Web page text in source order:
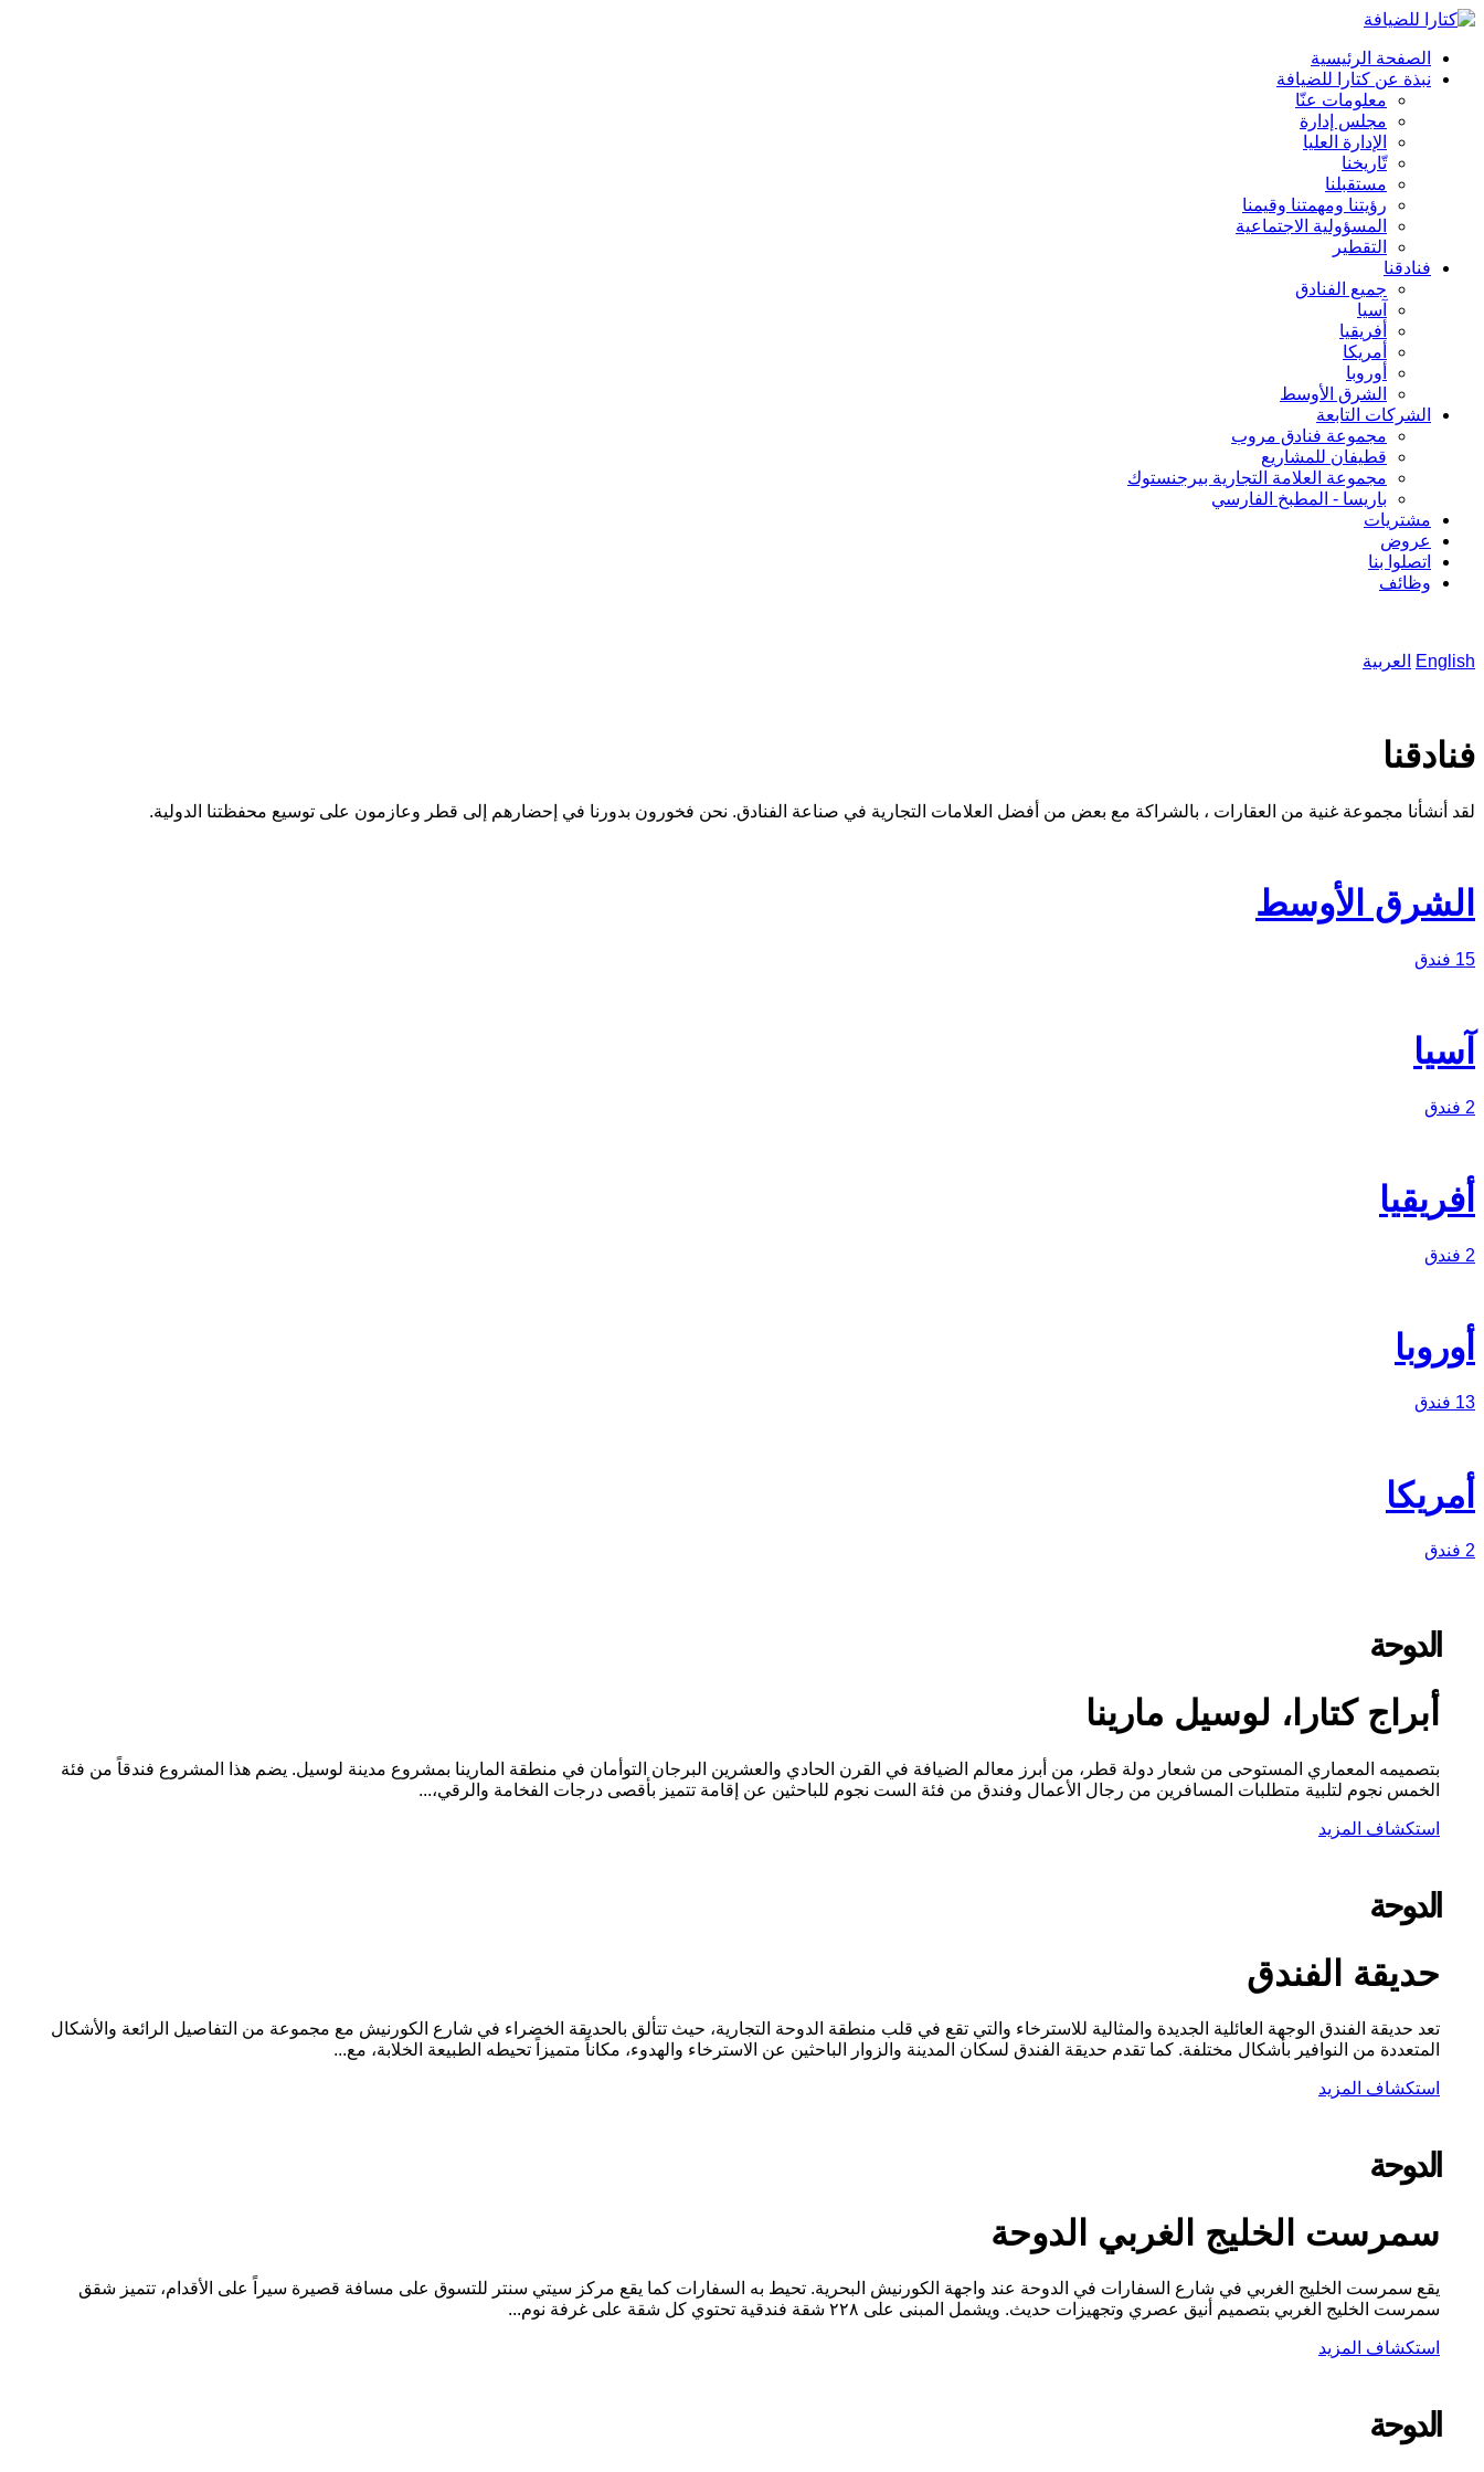
الصفحة الرئيسية
نبذة عن كتارا للضيافة
معلومات عنّا
مجلس إدارة
الإدارة العليا
تّاريخنا
مستقبلنا
رؤيتنا ومهمتنا وقيمنا
المسؤولية الاجتماعية
التقطير
فنادقنا
جميع الفنادق
آسيا
أفريقيا
أمريكا
أوروبا
الشرق الأوسط
الشركات التابعة
مجموعة فنادق مروب
قطيفان للمشاريع
مجموعة العلامة التجارية بيرجنستوك
باريسا - المطبخ الفارسي
مشتريات
عروض
اتصلوا بنا
وظائف
English العربية
فنادقنا
لقد أنشأنا مجموعة غنية من العقارات ، بالشراكة مع بعض من أفضل العلامات التجارية في صناعة الفنادق. نحن فخورون بدورنا في إحضارهم إلى قطر وعازمون على توسيع محفظتنا الدولية.
الشرق الأوسط
15 فندق
آسيا
2 فندق
أفريقيا
2 فندق
أوروبا
13 فندق
أمريكا
2 فندق
الدوحة
أبراج كتارا، لوسيل مارينا
بتصميمه المعماري المستوحى من شعار دولة قطر، من أبرز معالم الضيافة في القرن الحادي والعشرين البرجان التوأمان في منطقة المارينا بمشروع مدينة لوسيل. يضم هذا المشروع فندقاً من فئة
الخمس نجوم لتلبية متطلبات المسافرين من رجال الأعمال وفندق من فئة الست نجوم للباحثين عن إقامة تتميز بأقصى درجات الفخامة والرقي،...
استكشاف المزيد
الدوحة
حديقة الفندق
تعد حديقة الفندق الوجهة العائلية الجديدة والمثالية للاسترخاء والتي تقع في قلب منطقة الدوحة التجارية، حيث تتألق بالحديقة الخضراء في شارع الكورنيش مع مجموعة من التفاصيل الرائعة والأشكال
المتعددة من النوافير بأشكال مختلفة. كما تقدم حديقة الفندق لسكان المدينة والزوار الباحثين عن الاسترخاء والهدوء، مكاناً متميزاً تحيطه الطبيعة الخلابة، مع...
استكشاف المزيد
الدوحة
سمرست الخليج الغربي الدوحة
يقع سمرست الخليج الغربي في شارع السفارات في الدوحة عند واجهة الكورنيش البحرية. تحيط به السفارات كما يقع مركز سيتي سنتر للتسوق على مسافة قصيرة سيراً على الأقدام، تتميز شقق
سمرست الخليج الغربي بتصميم أنيق عصري وتجهيزات حديث. ويشمل المبنى على ٢٢۸ شقة فندقية تحتوي كل شقة على غرفة نوم...
استكشاف المزيد
الدوحة